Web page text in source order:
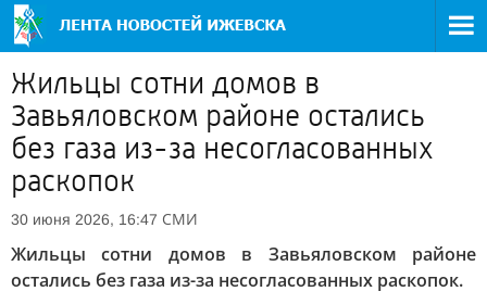
Жильцы сотни домов в
Завьяловском районе остались
без газа из-за несогласованных
раскопок
30 июня 2026, 16:47 СМИ
Жильцы сотни домов в Завьяловском районе
остались без газа из-за несогласованных раскопок.